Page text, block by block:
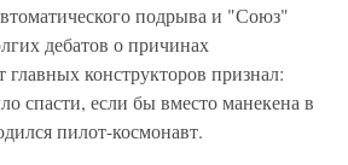
подрыва и "Союз"
дебатов о причинах
главных конструкторов признал:
спасти, если бы вместо манекена в
пилот-космонавт.